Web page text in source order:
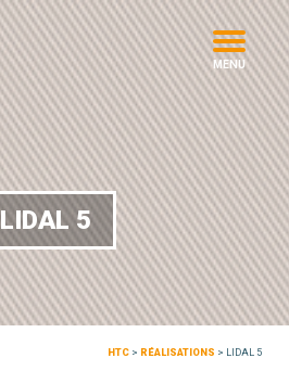
MENU
LIDAL 5
HTC > RÉALISATIONS > LIDAL 5